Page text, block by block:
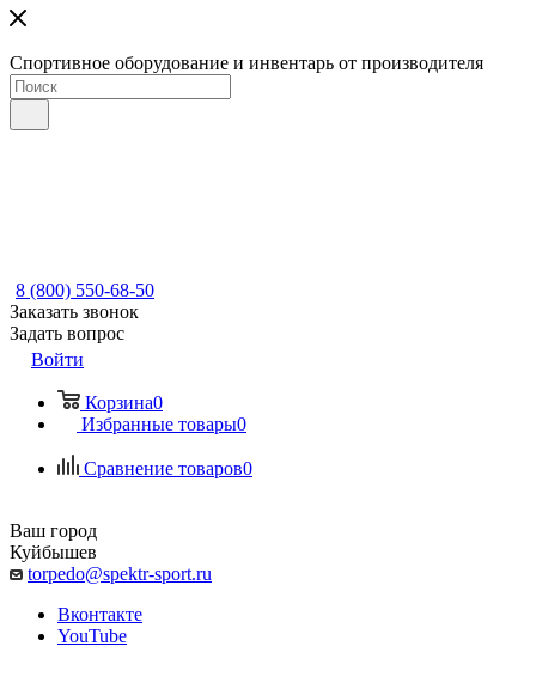
Спортивное оборудование и инвентарь от производителя
8 (800) 550-68-50
Заказать звонок
Задать вопрос
Войти
Корзина0
Избранные товары0
Сравнение товаров0
Ваш город
Куйбышев
torpedo@spektr-sport.ru
Вконтакте
YouTube